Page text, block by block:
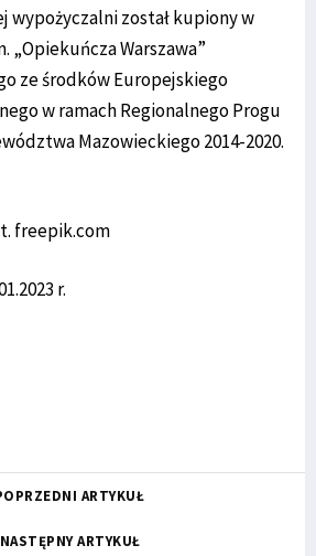
wypożyczalni został kupiony w
„Opiekuńcza Warszawa”
ze środków Europejskiego
w ramach Regionalnego Progu
Mazowieckiego 2014-2020.
freepik.com
r.
ARTYKUŁ
NASTĘPNY ARTYKUŁ